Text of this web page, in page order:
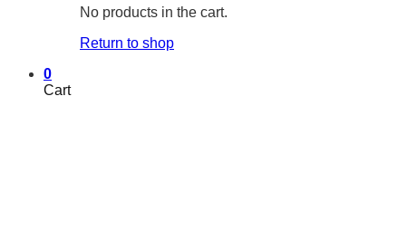
No products in the cart.
Return to shop
0
Cart